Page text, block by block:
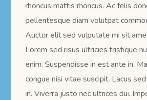
rhoncus mattis rhoncus. Ac felis
pellentesque diam volutpat
Auctor elit sed vulputate mi sit
Lorem sed risus ultricies tristique
enim. Suspendisse in est ante in.
congue nisi vitae suscipit. Lacus
in. Viverra justo nec ultrices dui.